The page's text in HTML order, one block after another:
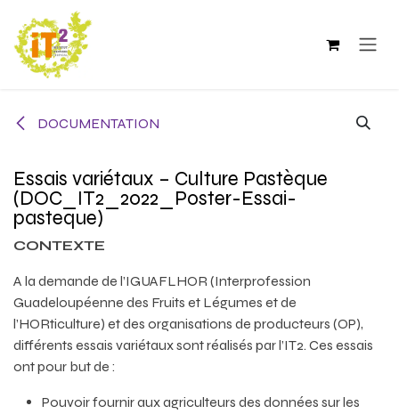
Se rendre au contenu
DOCUMENTATION
Essais variétaux – Culture Pastèque
(DOC_IT2_2022_Poster-Essai-
pasteque)
CONTEXTE
A la demande de l’IGUAFLHOR (Interprofession
Guadeloupéenne des Fruits et Légumes et de
l’HORticulture) et des organisations de producteurs (OP),
différents essais variétaux sont réalisés par l’IT2. Ces essais
ont pour but de :
Pouvoir fournir aux agriculteurs des données sur les